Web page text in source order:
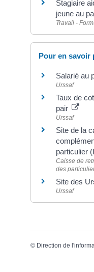
Stagiaire
jeune au
Travail -
Pour en savoir
Salarié au
Urssaf
Taux de
pair
Urssaf
Site de la
particulier
Caisse de
des
Site des
Urssaf
© Direction de